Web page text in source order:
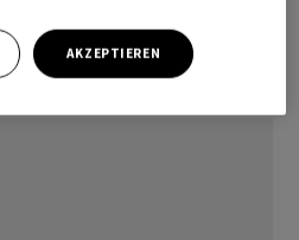
achten. Der russische
trete dieses mit Füssen.
AKZEPTIEREN